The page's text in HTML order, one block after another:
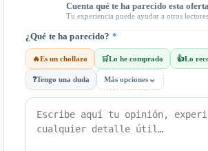
Cuenta qué te ha parecido esta
Tu experiencia puede ayudar a otros
¿Qué te ha parecido? *
🔥Es un chollazo 🛒Lo he comprado 👍Lo
❓Tengo una duda Más opciones ⌄